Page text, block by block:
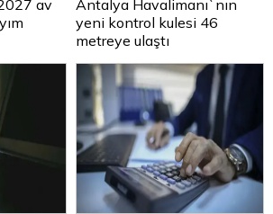
av
Antalya Havalimanı`nın
yeni kontrol kulesi 46
metreye ulaştı